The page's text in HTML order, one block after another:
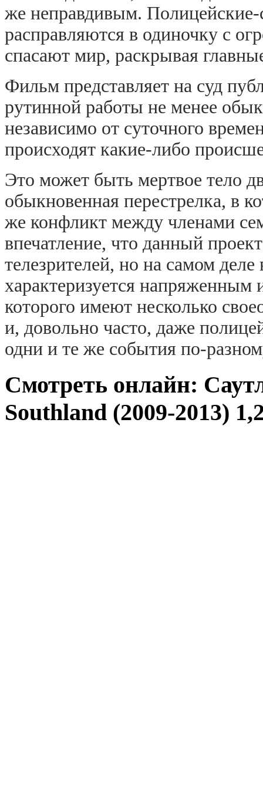
же неправдивым. Полицейские-
расправляются в одиночку с
спасают мир, раскрывая
Фильм представляет на суд
рутинной работы не менее
независимо от суточного
происходят какие-либо
Это может быть мертвое тело
обыкновенная перестрелка, в
же конфликт между членами
впечатление, что данный
телезрителей, но на самом
характеризуется
которого имеют несколько
и, довольно часто, даже
одни и те же события по-
Смотреть онлайн:
Southland (2009-2013)